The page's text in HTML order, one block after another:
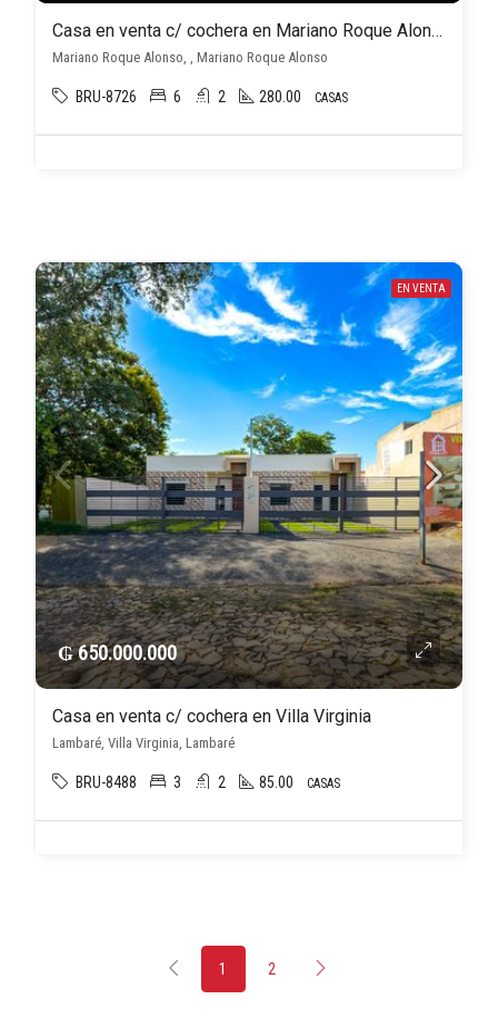
Casa en venta c/ cochera en Mariano Roque Alonso
Mariano Roque Alonso, , Mariano Roque Alonso
BRU-8726 6 2 280.00 CASAS
EN VENTA
₲ 650.000.000
Casa en venta c/ cochera en Villa Virginia
Lambaré, Villa Virginia, Lambaré
BRU-8488 3 2 85.00 CASAS
1 2